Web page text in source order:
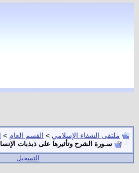
ملتقى الشفاء الإسلامي > القسم العام >
سـورة الشرح وتأثيرها على ذبذبات
التسجيل